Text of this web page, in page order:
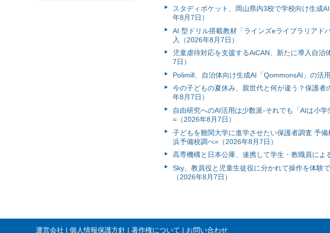
スタディポケット、岡山県内3校で学校向け生成
年8月7日）
AI 型ドリル搭載教材「ラインズeライブラリアド
入（2026年8月7日）
児童虐待対応を支援するAiCAN、新たに導入自
7日）
Polimill、自治体向け生成AI「QommonsAI」の活
今の子どもの夏休み、親世代と何が違う？保護
年8月7日）
自由研究へのAI活用は少数派-それでも「AIは小
=（2026年8月7日）
子どもを難関大学に進学させたい保護者調査 予
浜予備校調べ=（2026年8月7日）
高専機構と日本公庫、連携して学生・教職員によ
Sky、教員役と児童生徒役に分かれて操作を体験
（2026年8月7日）
運営会社 個人情報保護方針 著作権について お問い合わせ